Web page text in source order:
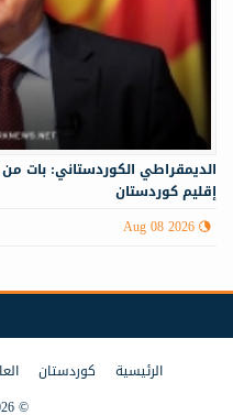
الديمقراطي الكوردستاني: بات
إقليم كوردستان
Aug 08 2026
الرئيسية كوردستان
© 2026 ARK News - ALL RIGHTS RESERVED